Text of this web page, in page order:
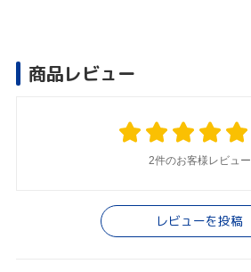
商品レビュー
2件のお客様レビュー
レビューを投稿